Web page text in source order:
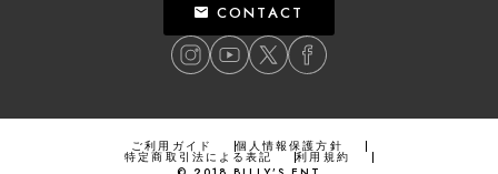
CONTACT
ご利用ガイド 個人情報保護方針
特定商取引法による表記
利用規約